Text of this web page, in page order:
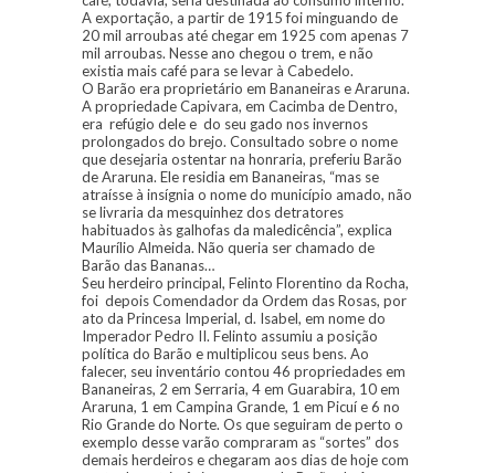
A exportação, a partir de 1915 foi minguando de
20 mil arroubas até chegar em 1925 com apenas 7
mil arroubas. Nesse ano chegou o trem, e não
existia mais café para se levar à Cabedelo.
O Barão era proprietário em Bananeiras e Araruna.
A propriedade Capivara, em Cacimba de Dentro,
era refúgio dele e do seu gado nos invernos
prolongados do brejo. Consultado sobre o nome
que desejaria ostentar na honraria, preferiu Barão
de Araruna. Ele residia em Bananeiras, “mas se
atraísse à insígnia o nome do município amado, não
se livraria da mesquinhez dos detratores
habituados às galhofas da maledicência”, explica
Maurílio Almeida. Não queria ser chamado de
Barão das Bananas…
Seu herdeiro principal, Felinto Florentino da Rocha,
foi depois Comendador da Ordem das Rosas, por
ato da Princesa Imperial, d. Isabel, em nome do
Imperador Pedro II. Felinto assumiu a posição
política do Barão e multiplicou seus bens. Ao
falecer, seu inventário contou 46 propriedades em
Bananeiras, 2 em Serraria, 4 em Guarabira, 10 em
Araruna, 1 em Campina Grande, 1 em Picuí e 6 no
Rio Grande do Norte. Os que seguiram de perto o
exemplo desse varão compraram as “sortes” dos
demais herdeiros e chegaram aos dias de hoje com